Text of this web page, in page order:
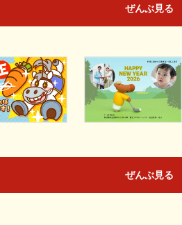
ぜんぶ見る
ぜんぶ見る